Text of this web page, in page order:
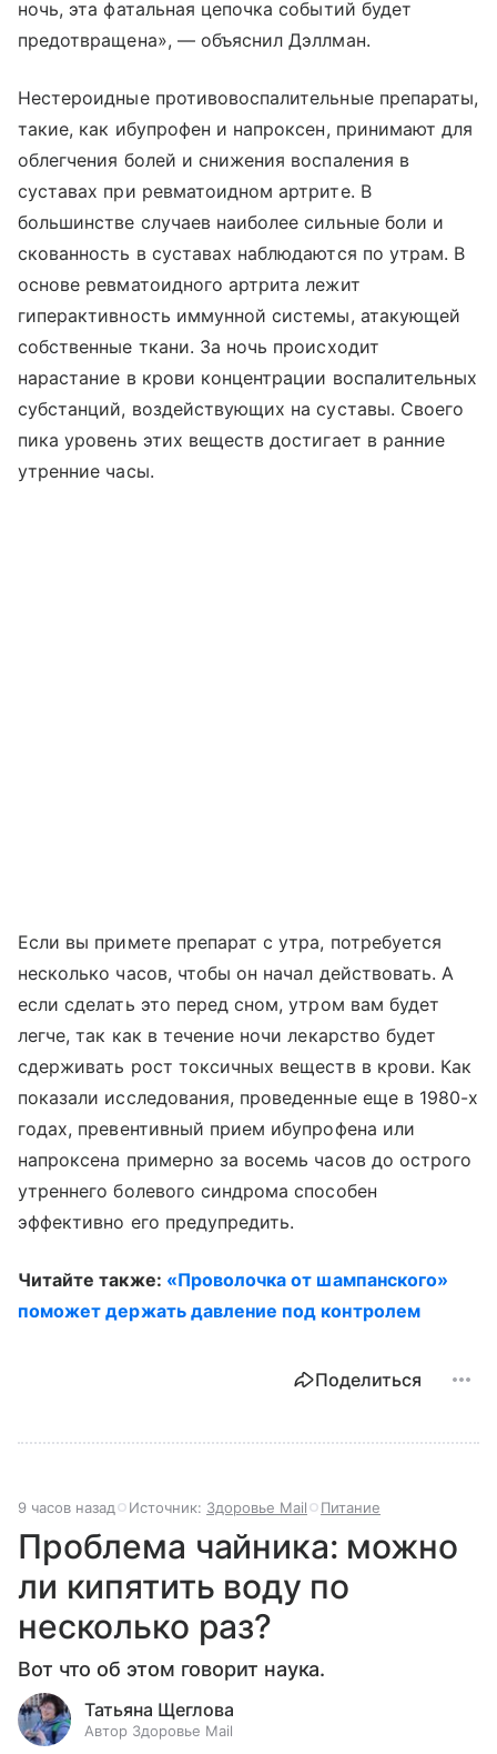
ночь, эта фатальная цепочка событий будет
предотвращена», — объяснил Дэллман.
Нестероидные противовоспалительные препараты,
такие, как ибупрофен и напроксен, принимают для
облегчения болей и снижения воспаления в
суставах при ревматоидном артрите. В
большинстве случаев наиболее сильные боли и
скованность в суставах наблюдаются по утрам. В
основе ревматоидного артрита лежит
гиперактивность иммунной системы, атакующей
собственные ткани. За ночь происходит
нарастание в крови концентрации воспалительных
субстанций, воздействующих на суставы. Своего
пика уровень этих веществ достигает в ранние
утренние часы.
Если вы примете препарат с утра, потребуется
несколько часов, чтобы он начал действовать. А
если сделать это перед сном, утром вам будет
легче, так как в течение ночи лекарство будет
сдерживать рост токсичных веществ в крови. Как
показали исследования, проведенные еще в 1980-х
годах, превентивный прием ибупрофена или
напроксена примерно за восемь часов до острого
утреннего болевого синдрома способен
эффективно его предупредить.
Читайте также: «Проволочка от шампанского»
поможет держать давление под контролем
Поделиться
9 часов назад Источник: Здоровье Mail Питание
Проблема чайника: можно
ли кипятить воду по
несколько раз?
Вот что об этом говорит наука.
Татьяна Щеглова
Автор Здоровье Mail